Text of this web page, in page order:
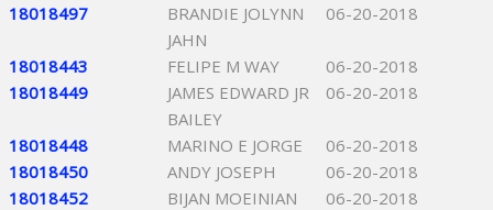
18018497
BRANDIE JOLYNN
JAHN
06-20-2018
18018443 FELIPE M WAY
06-20-2018
18018449
JAMES EDWARD JR
BAILEY
06-20-2018
18018448 MARINO E JORGE
06-20-2018
18018450
ANDY JOSEPH
06-20-2018
18018452
BIJAN MOEINIAN
06-20-2018